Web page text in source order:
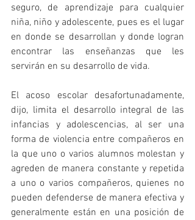
seguro, de aprendizaje para cualquier
niña, niño y adolescente, pues es el lugar
en donde se desarrollan y donde logran
encontrar las enseñanzas que les
servirán en su desarrollo de vida.
El acoso escolar desafortunadamente,
dijo, limita el desarrollo integral de las
infancias y adolescencias, al ser una
forma de violencia entre compañeros en
la que uno o varios alumnos molestan y
agreden de manera constante y repetida
a uno o varios compañeros, quienes no
pueden defenderse de manera efectiva y
generalmente están en una posición de